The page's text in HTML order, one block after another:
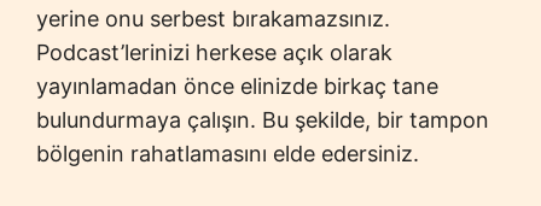
yerine onu serbest bırakamazsınız.
Podcast’lerinizi herkese açık olarak
yayınlamadan önce elinizde birkaç tane
bulundurmaya çalışın. Bu şekilde, bir tampon
bölgenin rahatlamasını elde edersiniz.